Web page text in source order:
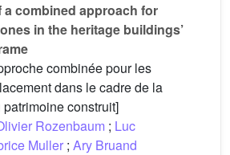
combined approach for
in the heritage buildings’
combinée pour les
dans le cadre de la
construit]
Rozenbaum ; Luc
Muller ; Ary Bruand